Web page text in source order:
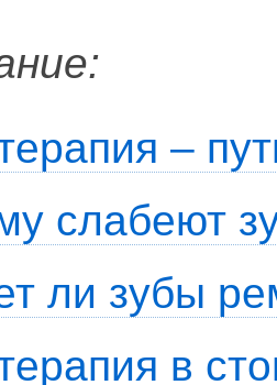
–
слабеют
ли зубы
в